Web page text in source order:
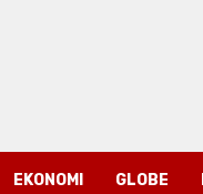
EKONOMI GLOBE